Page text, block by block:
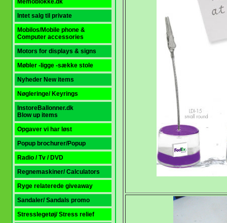
Memoblokke.dk
Intet salg til private
Mobilos/Mobile phone &
Computer accessories
Motors for displays & signs
Møbler -ligge -sække stole
Nyheder New items
Nøgleringe/ Keyrings
InstoreBallonner.dk
Blow up items
Opgaver vi har løst
Popup brochurer/Popup
Radio / Tv / DVD
Regnemaskiner/ Calculators
Ryge relaterede giveaway
Sandaler/ Sandals promo
Stresslegetøj/ Stress relief